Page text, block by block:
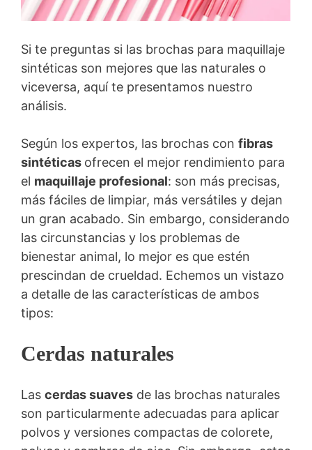
Si te preguntas si las brochas para maquillaje
sintéticas son mejores que las naturales o
viceversa, aquí te presentamos nuestro
análisis.
Según los expertos, las brochas con fibras
sintéticas ofrecen el mejor rendimiento para
el maquillaje profesional: son más precisas,
más fáciles de limpiar, más versátiles y dejan
un gran acabado. Sin embargo, considerando
las circunstancias y los problemas de
bienestar animal, lo mejor es que estén
prescindan de crueldad. Echemos un vistazo
a detalle de las características de ambos
tipos:
Cerdas naturales
Las cerdas suaves de las brochas naturales
son particularmente adecuadas para aplicar
polvos y versiones compactas de colorete,